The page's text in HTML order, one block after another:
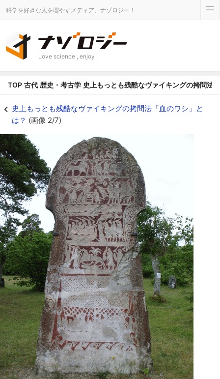
科学を好きな人を増やすメディア、ナゾロジー！
Love science , enjoy !
TOP 古代 歴史・考古学 史上もっとも残酷なヴァイキングの拷問法
史上もっとも残酷なヴァイキングの拷問法「血のワシ」と
は？ (画像 2/7)